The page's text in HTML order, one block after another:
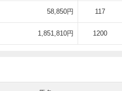
58,850円 117
1,851,810円 1200